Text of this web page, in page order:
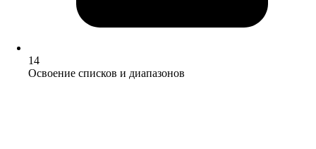
14
Освоение списков и диапазонов